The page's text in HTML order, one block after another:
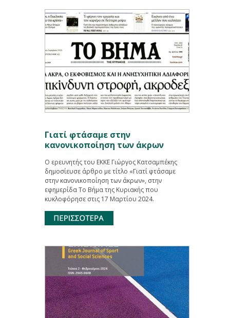
Γιατί φτάσαμε στην
κανονικοποίηση των άκρων
Ο ερευνητής του ΕΚΚΕ Γιώργος Κατσαμπέκης
δημοσίευσε άρθρο με τίτλο «Γιατί φτάσαμε
στην κανονικοποίηση των άκρων», στην
εφημερίδα Το Βήμα της Κυριακής που
κυκλοφόρησε στις 17 Μαρτίου 2024.